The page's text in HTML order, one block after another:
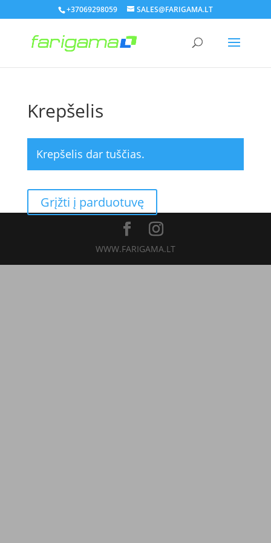
+37069298059 SALES@FARIGAMA.LT
Krepšelis
Krepšelis dar tuščias.
Grįžti į parduotuvę
WWW.FARIGAMA.LT